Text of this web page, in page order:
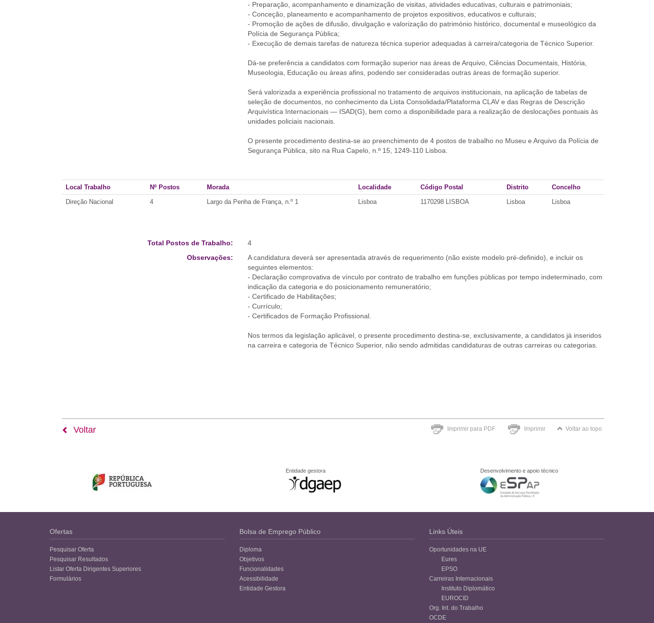
- Preparação, acompanhamento e dinamização de visitas, atividades educativas, culturais e patrimoniais;
- Conceção, planeamento e acompanhamento de projetos expositivos, educativos e culturais;
- Promoção de ações de difusão, divulgação e valorização do património histórico, documental e museológico da
Polícia de Segurança Pública;
- Execução de demais tarefas de natureza técnica superior adequadas à carreira/categoria de Técnico Superior.
Dá-se preferência a candidatos com formação superior nas áreas de Arquivo, Ciências Documentais, História,
Museologia, Educação ou áreas afins, podendo ser consideradas outras áreas de formação superior.
Será valorizada a experiência profissional no tratamento de arquivos institucionais, na aplicação de tabelas de
seleção de documentos, no conhecimento da Lista Consolidada/Plataforma CLAV e das Regras de Descrição
Arquivística Internacionais — ISAD(G), bem como a disponibilidade para a realização de deslocações pontuais às
unidades policiais nacionais.
O presente procedimento destina-se ao preenchimento de 4 postos de trabalho no Museu e Arquivo da Polícia de
Segurança Pública, sito na Rua Capelo, n.º 15, 1249-110 Lisboa.
Local Trabalho Nº Postos Morada Localidade Código Postal Distrito
Concelho
Direção Nacional
4 Largo da Penha de França, n.º 1 Lisboa 1170298 LISBOA Lisboa Lisboa
Total Postos de Trabalho:
4
Observações:
A candidatura deverá ser apresentada através de requerimento (não existe modelo pré-definido), e incluir os
seguintes elementos:
- Declaração comprovativa de vínculo por contrato de trabalho em funções públicas por tempo indeterminado, com
indicação da categoria e do posicionamento remuneratório;
- Certificado de Habilitações;
- Currículo;
- Certificados de Formação Profissional.
Nos termos da legislação aplicável, o presente procedimento destina-se, exclusivamente, a candidatos já inseridos
na carreira e categoria de Técnico Superior, não sendo admitidas candidaturas de outras carreiras ou categorias.
Imprimir para PDF Imprimir Voltar ao topo
Voltar
Entidade gestora Desenvolvimento e apoio técnico
Ofertas
Pesquisar Oferta
Pesquisar Resultados
Listar Oferta Dirigentes Superiores
Formulários
Bolsa de Emprego Público
Diploma
Objetivos
Funcionalidades
Acessibilidade
Entidade Gestora
Links Úteis
Oportunidades na UE
Eures
EPSO
Carreiras Internacionais
Instituto Diplomático
EUROCID
Org. Int. do Trabalho
OCDE